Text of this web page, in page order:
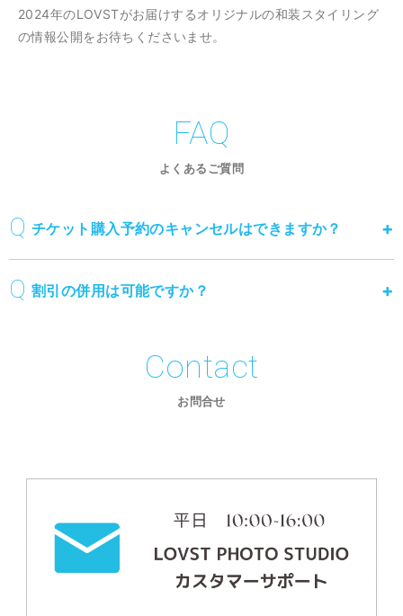
2024年のLOVSTがお届けするオリジナルの和装スタイリング
の情報公開をお待ちくださいませ。
FAQ
よくあるご質問
チケット購入予約のキャンセルはできますか？
割引の併用は可能ですか？
Contact
お問合せ